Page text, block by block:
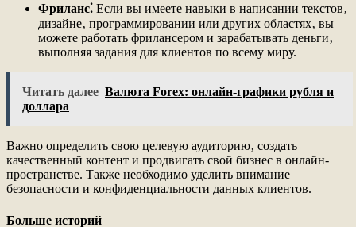
Фриланс⁚ Если вы имеете навыки в написании текстов‚
дизайне‚ программировании или других областях‚ вы
можете работать фрилансером и зарабатывать деньги‚
выполняя задания для клиентов по всему миру.
Читать далее Валюта Forex: онлайн-графики рубля и
доллара
Важно определить свою целевую аудиторию‚ создать
качественный контент и продвигать свой бизнес в онлайн-
пространстве. Также необходимо уделить внимание
безопасности и конфиденциальности данных клиентов.
Больше историй